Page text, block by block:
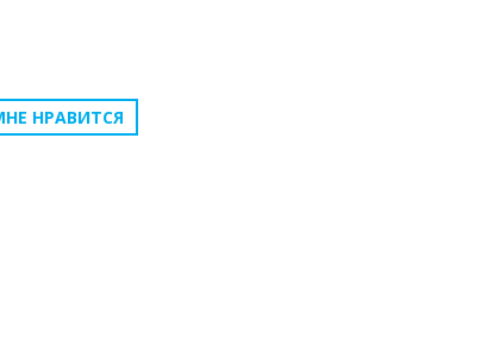
НРАВИТСЯ